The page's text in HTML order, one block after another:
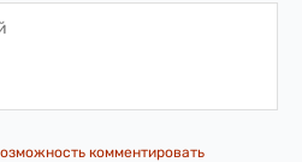
комментировать